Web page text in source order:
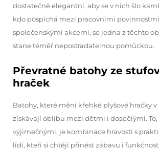
dostatečně elegantní, aby se v nich šlo
kdo pospíchá mezi pracovními
společenskými akcemi, se jedna z těchto
stane téměř nepostradatelnou pomůckou.
Převratné batohy ze
hraček
Batohy, které mění křehké plyšové hračky v
získávají oblibu mezi dětmi i dospělými. To,
výjimečnými, je kombinace hravosti s
lidí, kteří si chtějí přinést zábavu i